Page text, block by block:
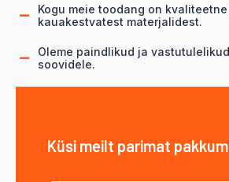
Kogu meie toodang on
kauakestvatest materjalidest.
Oleme paindlikud ja
soovidele.
Küsi meilt parimat